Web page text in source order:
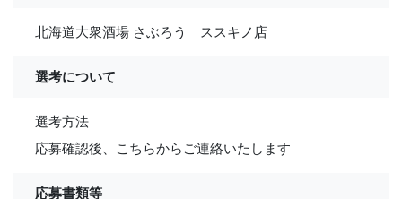
北海道大衆酒場 さぶろう ススキノ店
選考について
選考方法
応募確認後、こちらからご連絡いたします
応募書類等